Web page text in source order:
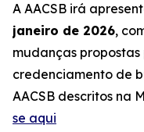
A AACSB irá
janeiro de 2026,
mudanças
credenciamento de
AACSB descritos na
se aqui